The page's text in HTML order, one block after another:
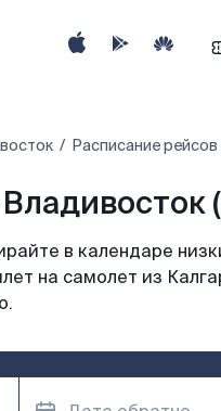
Расписание
в календаре
на самолет из